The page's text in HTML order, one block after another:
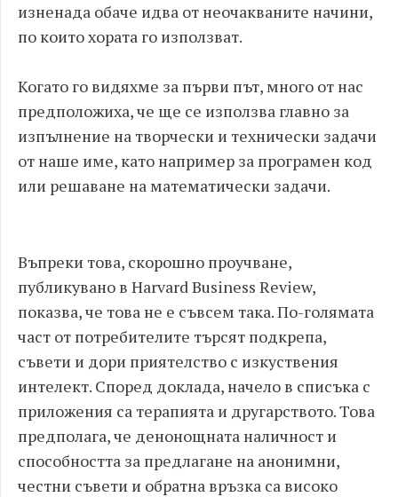
изненада обаче идва от неочакваните начини,
по които хората го използват.
Когато го видяхме за първи път, много от нас
предположиха, че ще се използва главно за
изпълнение на творчески и технически задачи
от наше име, като например за програмен код
или решаване на математически задачи.
Въпреки това, скорошно проучване,
публикувано в Harvard Business Review,
показва, че това не е съвсем така. По-голямата
част от потребителите търсят подкрепа,
съвети и дори приятелство с изкуствения
интелект. Според доклада, начело в списъка с
приложения са терапията и другарството. Това
предполага, че денонощната наличност и
способността за предлагане на анонимни,
честни съвети и обратна връзка са високо